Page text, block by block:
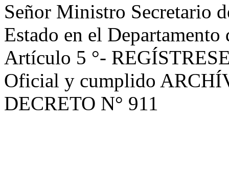
Señor Ministro Secretario
Estado en el
Artículo 5 °-
Oficial y cumplido
DECRETO N° 911